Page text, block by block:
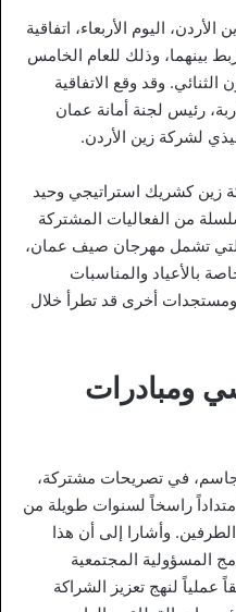
اليوم الأربعاء، اتفاقية
بينهما، وذلك للعام الخامس
وقد وقع الاتفاقية
رئيس لجنة أمانة عمان
لشركة زين الأردن.
زين كشريك استراتيجي وحيد
من الفعاليات المشتركة
تشمل مهرجان صيف عمان،
بالأعياد والمناسبات
ومستجدات أخرى قد تطرأ خلال
ومبادرات
في تصريحات مشتركة،
راسخاً لسنوات طويلة من
الطرفين. وأشارا إلى أن هذا
المسؤولية المجتمعية
عملياً لنهج تعزيز الشراكة